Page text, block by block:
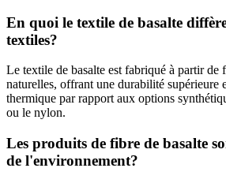
En quoi le textile de basalte
textiles?
Le textile de basalte est fabriqué à partir de
naturelles, offrant une durabilité supérieure
thermique par rapport aux options
ou le nylon.
Les produits de fibre de basalte
de l'environnement?